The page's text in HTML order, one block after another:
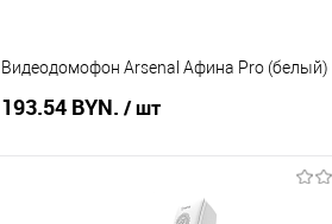
Видеодомофон Arsenal Афина Pro (белый)
193.54 BYN. / шт
В корзину